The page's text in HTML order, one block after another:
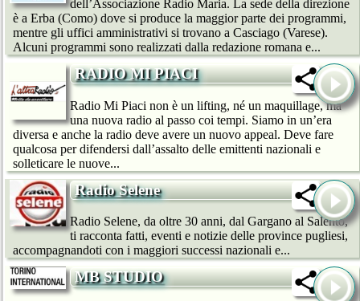
dell’Associazione Radio Maria. La sede della direzione
è a Erba (Como) dove si produce la maggior parte dei programmi,
mentre gli uffici amministrativi si trovano a Casciago (Varese).
Alcuni programmi sono realizzati dalla redazione romana e...
RADIO MI PIACI
Radio Mi Piaci non è un lifting, né un maquillage, ma
una nuova radio al passo coi tempi. Siamo in un’era
diversa e anche la radio deve avere un nuovo appeal. Deve fare
qualcosa per difendersi dall’assalto delle emittenti nazionali e
solleticare le nuove...
Radio Selene
Radio Selene, da oltre 30 anni, dal Gargano al Salento,
ti racconta fatti, eventi e notizie delle province pugliesi,
accompagnandoti con i maggiori successi nazionali e...
MB STUDIO